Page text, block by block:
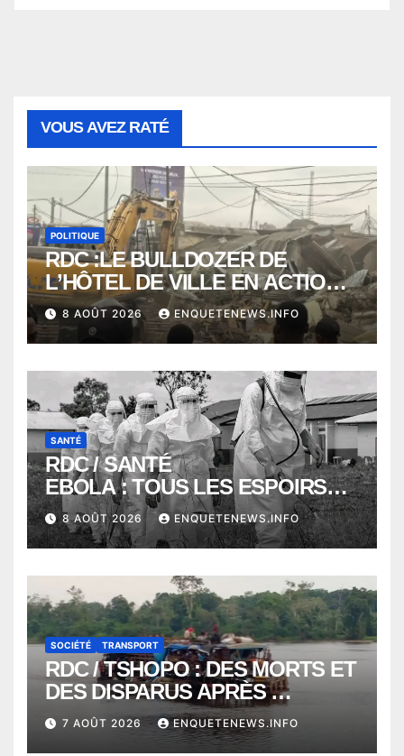
VOUS AVEZ RATÉ
POLITIQUE
RDC :LE BULLDOZER DE
L’HÔTEL DE VILLE EN ACTION
POUR DEGAGER LA VOIE
PUBLIQUE en action DANS LA
COMMUNE DE NGALIEMA
8 AOÛT 2026 ENQUETENEWS.INFO
SANTÉ
RDC / SANTÉ
EBOLA : TOUS LES ESPOIRS
VONT VERS SEPTEMBRE
ALORS QUE L’ÉPIDÉMIE TEND
VERS 2000 DÉCÈS
8 AOÛT 2026 ENQUETENEWS.INFO
SOCIÉTÉ TRANSPORT
RDC / TSHOPO : DES MORTS ET
DES DISPARUS APRÈS
NAUFRAGE D’UNE BALEINIERE
À QUELQUES KILOMÈTRES DE
7 AOÛT 2026 ENQUETENEWS.INFO